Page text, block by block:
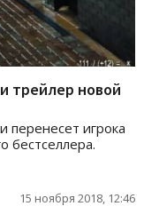
трейлер новой
перенесет игрока
бестселлера.
15 ноября 2018, 12:46